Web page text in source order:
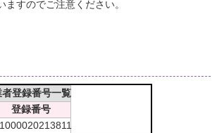
0584-27-3111
トップページへ戻る
ますのでご注意ください。
登録番号一覧
登録番号